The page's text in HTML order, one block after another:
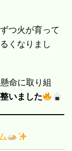
つ火が育って
くなりまし
命に取り組
いました